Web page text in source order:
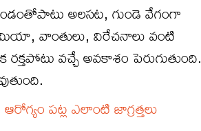
అల‌స‌ట‌, గుండె వేగంగా
వాంతులు, విరేచ‌నాలు వంటి
వచ్చే అవకాశం పెరుగుతుంది.
పట్ల ఎలాంటి జాగ్రత్తలు